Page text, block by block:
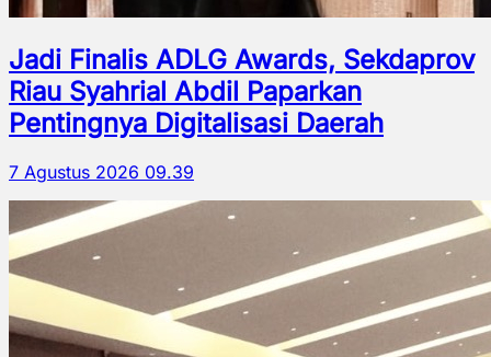
Jadi Finalis ADLG Awards, Sekdaprov
Riau Syahrial Abdil Paparkan
Pentingnya Digitalisasi Daerah
7 Agustus 2026 09.39